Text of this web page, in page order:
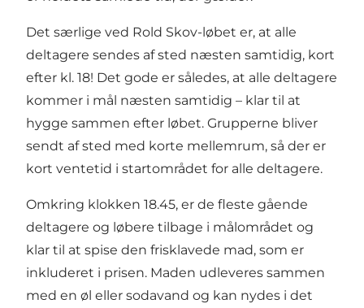
Det særlige ved Rold Skov-løbet er, at alle
deltagere sendes af sted næsten samtidig, kort
efter kl. 18! Det gode er således, at alle deltagere
kommer i mål næsten samtidig – klar til at
hygge sammen efter løbet. Grupperne bliver
sendt af sted med korte mellemrum, så der er
kort ventetid i startområdet for alle deltagere.
Omkring klokken 18.45, er de fleste gående
deltagere og løbere tilbage i målområdet og
klar til at spise den frisklavede mad, som er
inkluderet i prisen. Maden udleveres sammen
med en øl eller sodavand og kan nydes i det